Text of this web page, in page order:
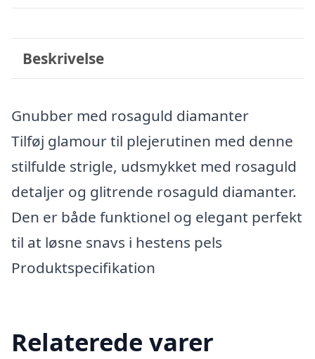
Beskrivelse
Gnubber med rosaguld diamanter
Tilføj glamour til plejerutinen med denne
stilfulde strigle, udsmykket med rosaguld
detaljer og glitrende rosaguld diamanter.
Den er både funktionel og elegant perfekt
til at løsne snavs i hestens pels
Produktspecifikation
Relaterede varer